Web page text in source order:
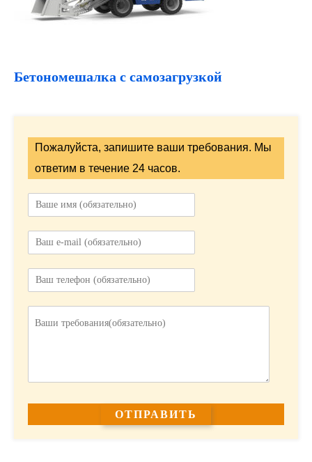
Бетономешалка с самозагрузкой
Пожалуйста, запишите ваши требования. Мы
ответим в течение 24 часов.